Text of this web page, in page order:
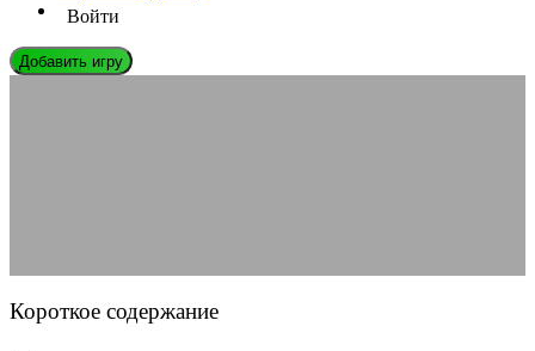
Войти
Добавить игру
Короткое содержание